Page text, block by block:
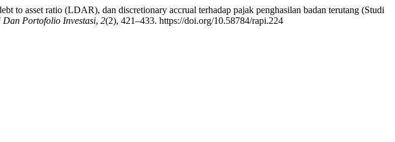
asset ratio (LDAR), dan discretionary accrual terhadap pajak penghasilan badan terutang (Studi
Dan Portofolio Investasi, 2(2), 421–433. https://doi.org/10.58784/rapi.224